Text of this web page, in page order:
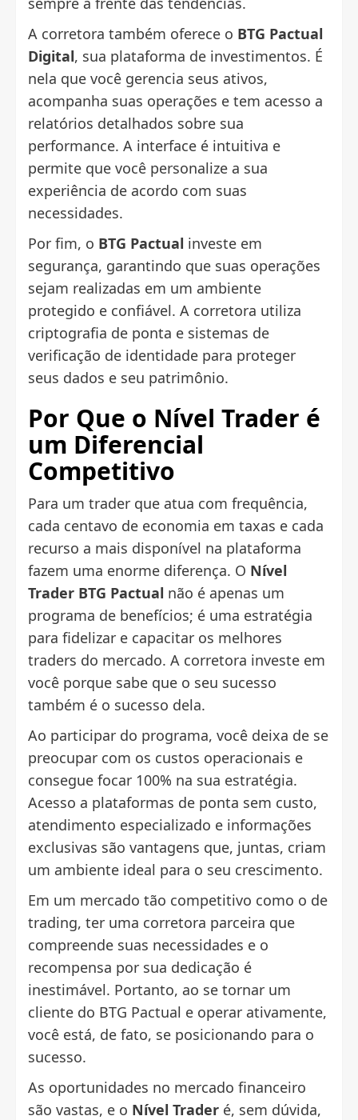
A corretora também oferece o BTG Pactual
Digital, sua plataforma de investimentos. É
nela que você gerencia seus ativos,
acompanha suas operações e tem acesso a
relatórios detalhados sobre sua
performance. A interface é intuitiva e
permite que você personalize a sua
experiência de acordo com suas
necessidades.
Por fim, o BTG Pactual investe em
segurança, garantindo que suas operações
sejam realizadas em um ambiente
protegido e confiável. A corretora utiliza
criptografia de ponta e sistemas de
verificação de identidade para proteger
seus dados e seu patrimônio.
Por Que o Nível Trader é
um Diferencial
Competitivo
Para um trader que atua com frequência,
cada centavo de economia em taxas e cada
recurso a mais disponível na plataforma
fazem uma enorme diferença. O Nível
Trader BTG Pactual não é apenas um
programa de benefícios; é uma estratégia
para fidelizar e capacitar os melhores
traders do mercado. A corretora investe em
você porque sabe que o seu sucesso
também é o sucesso dela.
Ao participar do programa, você deixa de se
preocupar com os custos operacionais e
consegue focar 100% na sua estratégia.
Acesso a plataformas de ponta sem custo,
atendimento especializado e informações
exclusivas são vantagens que, juntas, criam
um ambiente ideal para o seu crescimento.
Em um mercado tão competitivo como o de
trading, ter uma corretora parceira que
compreende suas necessidades e o
recompensa por sua dedicação é
inestimável. Portanto, ao se tornar um
cliente do BTG Pactual e operar ativamente,
você está, de fato, se posicionando para o
sucesso.
As oportunidades no mercado financeiro
são vastas, e o Nível Trader é, sem dúvida,